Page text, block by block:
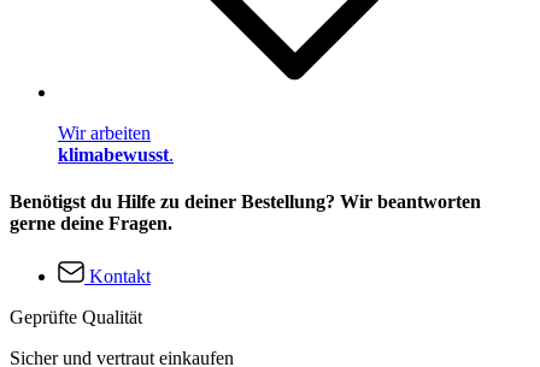
Wir arbeiten
klimabewusst.
Benötigst du Hilfe zu deiner Bestellung? Wir beantworten
gerne deine Fragen.
Kontakt
Geprüfte Qualität
Sicher und vertraut einkaufen